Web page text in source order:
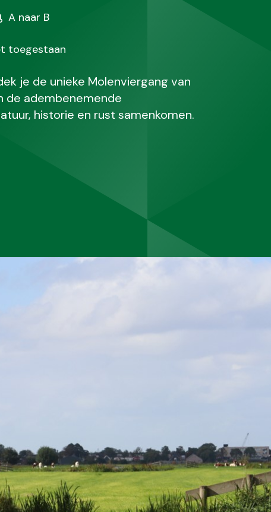
A naar B
toegestaan
je de unieke Molenviergang van
de adembenemende
historie en rust samenkomen.